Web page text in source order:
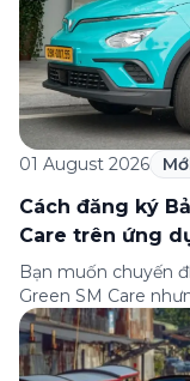
01 August 2026
Cách đăng ký
Care trên ứng
Bạn muốn chuyến
Green SM Care
dưới đây sẽ hướng
gia) gói bảo hiểm
những lưu ý quan